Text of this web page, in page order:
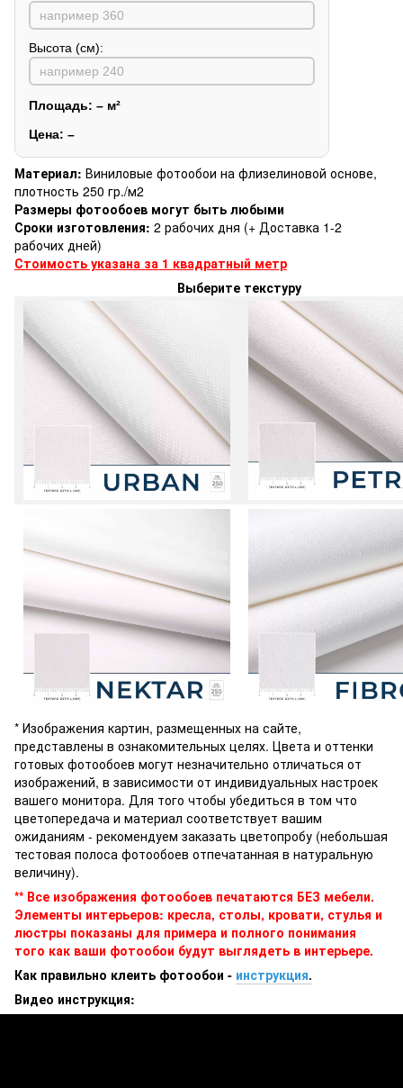
Высота (см):
Площадь: – м²
Цена: –
Материал: Виниловые фотообои на флизелиновой основе,
плотность 250 гр./м2
Размеры фотообоев могут быть любыми
Сроки изготовления: 2 рабочих дня (+ Доставка 1-2
рабочих дней)
Стоимость указана за 1 квадратный метр
Выберите текстуру
* Изображения картин, размещенных на сайте,
представлены в ознакомительных целях. Цвета и оттенки
готовых фотообоев могут незначительно отличаться от
изображений, в зависимости от индивидуальных настроек
вашего монитора. Для того чтобы убедиться в том что
цветопередача и материал соответствует вашим
ожиданиям - рекомендуем заказать цветопробу (небольшая
тестовая полоса фотообоев отпечатанная в натуральную
величину).
** Все изображения фотообоев печатаются БЕЗ мебели.
Элементы интерьеров: кресла, столы, кровати, стулья и
люстры показаны для примера и полного понимания
того как ваши фотообои будут выглядеть в интерьере.
Как правильно клеить фотообои - инструкция.
Видео инструкция: